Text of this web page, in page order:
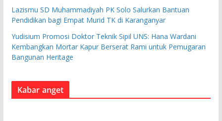
Lazismu SD Muhammadiyah PK Solo Salurkan Bantuan
Pendidikan bagi Empat Murid TK di Karanganyar
Yudisium Promosi Doktor Teknik Sipil UNS: Hana Wardani
Kembangkan Mortar Kapur Berserat Rami untuk Pemugaran
Bangunan Heritage
Kabar anget